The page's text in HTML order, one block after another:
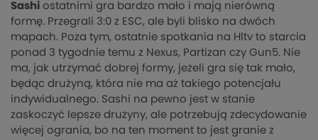
Sashi ostatnimi gra bardzo mało i mają nierówną
formę. Przegrali 3:0 z ESC, ale byli blisko na dwóch
mapach. Poza tym, ostatnie spotkania na Hltv to starcia
ponad 3 tygodnie temu z Nexus, Partizan czy Gun5. Nie
ma, jak utrzymać dobrej formy, jeżeli gra się tak mało,
będąc drużyną, która nie ma aż takiego potencjału
indywidualnego. Sashi na pewno jest w stanie
zaskoczyć lepsze drużyny, ale potrzebują zdecydowanie
więcej ogrania, bo na ten moment to jest granie z